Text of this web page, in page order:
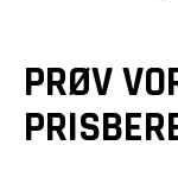
PRØV